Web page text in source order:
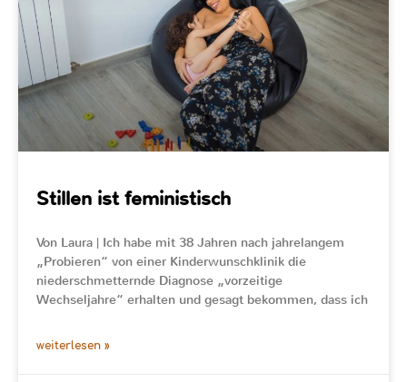
Stillen ist feministisch
Von Laura | Ich habe mit 38 Jahren nach jahrelangem
„Probieren“ von einer Kinderwunschklinik die
niederschmetternde Diagnose „vorzeitige
Wechseljahre“ erhalten und gesagt bekommen, dass ich
weiterlesen »